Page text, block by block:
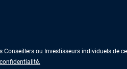
ou Investisseurs individuels de